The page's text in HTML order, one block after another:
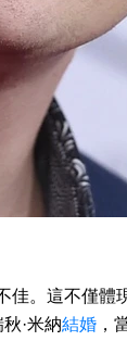
佳。這不僅體
·米納結婚 ，